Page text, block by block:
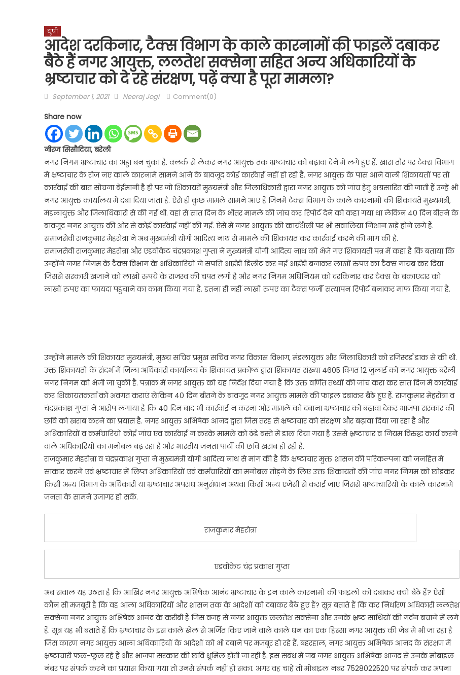
यूपी
आदेश दरकिनार, टैक्स विभाग के काले कारनामों की फाइलें दबाकर
बैठे हैं नगर आयुक्त, ललतेश सक्सेना सहित अन्य अधिकारियों के
भ्रष्टाचार को दे रहे संरक्षण, पढ़ें क्या है पूरा मामला?
Posted
September 1, 2021 Author
Neeraj Jogi Comment(0)
Share now
नीरज सिसौदिया, बरेली
नगर निगम भ्रष्टाचार का अड्डा बन चुका है. क्लर्क से लेकर नगर आयुक्त तक भ्रष्टाचार को बढ़ावा देने में लगे हुए हैं. खास तौर पर टैक्स विभाग
में भ्रष्टाचार के रोज नए काले कारनामे सामने आने के बावजूद कोई कार्रवाई नहीं हो रही है. नगर आयुक्त के पास आने वाली शिकायतों पर तो
कार्रवाई की बात सोचना बेईमानी है ही पर जो शिकायतें मुख्यमंत्री और जिलाधिकारी द्वारा नगर आयुक्त को जांच हेतु अग्रसारित की जाती हैं उन्हें भी
नगर आयुक्त कार्यालय में दबा दिया जाता है. ऐसे ही कुछ मामले सामने आए हैं जिनमें टैक्स विभाग के काले कारनामों की शिकायतें मुख्यमंत्री,
मंडलायुक्त और जिलाधिकारी से की गई थी. वहां से सात दिन के भीतर मामले की जांच कर रिपोर्ट देने को कहा गया था लेकिन 40 दिन बीतने के
बावजूद नगर आयुक्त की ओर से कोई कार्रवाई नहीं की गई. ऐसे में नगर आयुक्त की कार्यशैली पर भी सवालिया निशान खड़े होने लगे हैं.
समाजसेवी राजकुमार मेहरोत्रा ने अब मुख्यमंत्री योगी आदित्य नाथ से मामले की शिकायत कर कार्रवाई करने की मांग की है.
समाजसेवी राजकुमार मेहरोत्रा और एडवोकेट चंद्रप्रकाश गुप्ता ने मुख्यमंत्री योगी आदित्य नाथ को भेजे गए शिकायती पत्र में कहा है कि बताया कि
उन्होंने नगर निगम के टैक्स विभाग के अधिकारियों ने संपत्ति आईडी डिलीट कर नई आईडी बनाकर लाखों रुपए का टैक्स गायब कर दिया
जिससे सरकारी खजाने को लाखों रुपये के राजस्व की चपत लगी है और नगर निगम अधिनियम को दरकिनार कर टैक्स के बकाएदार को
लाखों रुपए का फायदा पहुंचाने का काम किया गया है. इतना ही नहीं लाखों रुपए का टैक्स फर्जी सत्यापन रिपोर्ट बनाकर माफ किया गया है.
उन्होंने मामले की शिकायत मुख्यमंत्री, मुख्य सचिव प्रमुख सचिव नगर विकास विभाग, मंडलायुक्त और जिलाधिकारी को रजिस्टर्ड डाक से की थी.
उक्त शिकायतों के संदर्भ में जिला अधिकारी कार्यालय के शिकायत प्रकोष्ठ द्वारा शिकायत संख्या 4605 विगत 12 जुलाई को नगर आयुक्त बरेली
नगर निगम को भेजी जा चुकी है. पत्रांक में नगर आयुक्त को यह निर्देश दिया गया है कि उक्त वर्णित तथ्यों की जांच करा कर सात दिन में कार्रवाई
कर शिकायतकर्ता को अवगत कराएं लेकिन 40 दिन बीतने के बावजूद नगर आयुक्त मामले की फाइल दबाकर बैठे हुए हैं. राजकुमार मेहरोत्रा व
चंद्रप्रकाश गुप्ता ने आरोप लगाया है कि 40 दिन बाद भी कार्रवाई न करना और मामले को दबाना भ्रष्टाचार को बढ़ावा देकर भाजपा सरकार की
छवि को खराब करने का प्रयास है. नगर आयुक्त अभिषेक आनंद द्वारा जिस तरह से भ्रष्टाचार को संरक्षण और बढ़ावा दिया जा रहा है और
अधिकारियों व कर्मचारियों कोई जांच एवं कार्रवाई न करके मामले को ठंडे बस्ते में डाल दिया गया है उससे भ्रष्टाचार व नियम विरुद्ध कार्य करने
वाले अधिकारियों का मनोबल बढ़ रहा है और भारतीय जनता पार्टी की छवि खराब हो रही है.
राजकुमार मेहरोत्रा व चंद्रप्रकाश गुप्ता ने मुख्यमंत्री योगी आदित्य नाथ से मांग की है कि भ्रष्टाचार मुक्त शासन की परिकल्पना को जनहित में
साकार करने एवं भ्रष्टाचार में लिप्त अधिकारियों एवं कर्मचारियों का मनोबल तोड़ने के लिए उक्त शिकायतों की जांच नगर निगम को छोड़कर
किसी अन्य विभाग के अधिकारी या भ्रष्टाचार अपराध अनुसंधान अथवा किसी अन्य एजेंसी से कराई जाए जिससे भ्रष्टाचारियों के काले कारनामे
जनता के सामने उजागर हो सकें.
राजकुमार मेहरोत्रा
एडवोकेट चंद्र प्रकाश गुप्ता
अब सवाल यह उठता है कि आखिर नगर आयुक्त अभिषेक आनंद भ्रष्टाचार के इन काले कारनामों की फाइलों को दबाकर क्यों बैठे हैं? ऐसी
कौन सी मजबूरी है कि वह आला अधिकारियों और शासन तक के आदेशों को दबाकर बैठे हुए हैं? सूत्र बताते हैं कि कर निर्धारण अधिकारी ललतेश
सक्सेना नगर आयुक्त अभिषेक आनंद के करीबी हैं जिस वजह से नगर आयुक्त ललतेश सक्सेना और उनके भ्रष्ट साथियों की गर्दन बचाने में लगे
हैं. सूत्र यह भी बताते हैं कि भ्रष्टाचार के इस काले खेल से अर्जित किए जाने वाले काले धन का एक हिस्सा नगर आयुक्त की जेब में भी जा रहा है
जिस कारण नगर आयुक्त आला अधिकारियों के आदेशों को भी दबाने पर मजबूर हो रहे हैं. बहरहाल, नगर आयुक्त अभिषेक आनंद के संरक्षण में
भ्रष्टाचारी फल-फूल रहे हैं और भाजपा सरकार की छवि धूमिल होती जा रही है. इस संबंध में जब नगर आयुक्त अभिषेक आनंद से उनके मोबाइल
नंबर पर संपर्क करने का प्रयास किया गया तो उनसे संपर्क नहीं हो सका. अगर वह चाहें तो मोबाइल नंबर 7528022520 पर संपर्क कर अपना